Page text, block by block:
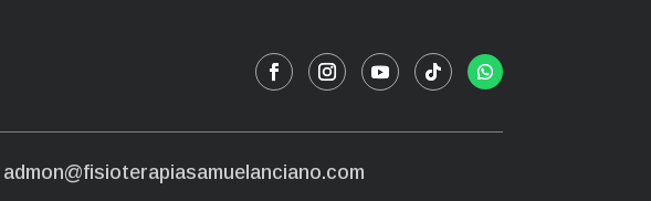
admon@fisioterapiasamuelanciano.com